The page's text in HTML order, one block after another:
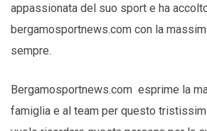
appassionata del suo sport e ha
bergamosportnews.com con la
sempre.
Bergamosportnews.com esprime la
famiglia e al team per questo